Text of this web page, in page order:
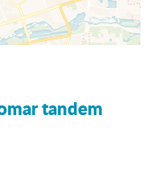
tandem